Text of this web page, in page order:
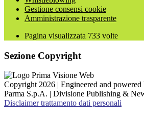
Gestione consensi cookie
Amministrazione trasparente
Pagina visualizzata 733 volte
Sezione Copyright
Copyright 2026 | Engineered and
Parma S.p.A. | Divisione Publishing &
Disclaimer trattamento dati personali